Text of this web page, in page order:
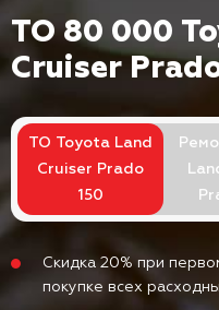
ТО 80 000
Cruiser
ТО Toyota Land
Cruiser Prado
150
Скидка 20% при
покупке всех